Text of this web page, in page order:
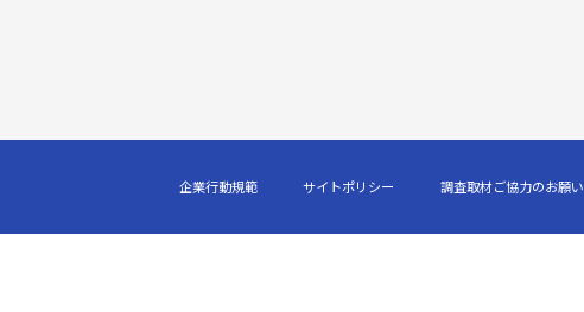
企業行動規範 サイトポリシー 調査取材ご協力のお願い